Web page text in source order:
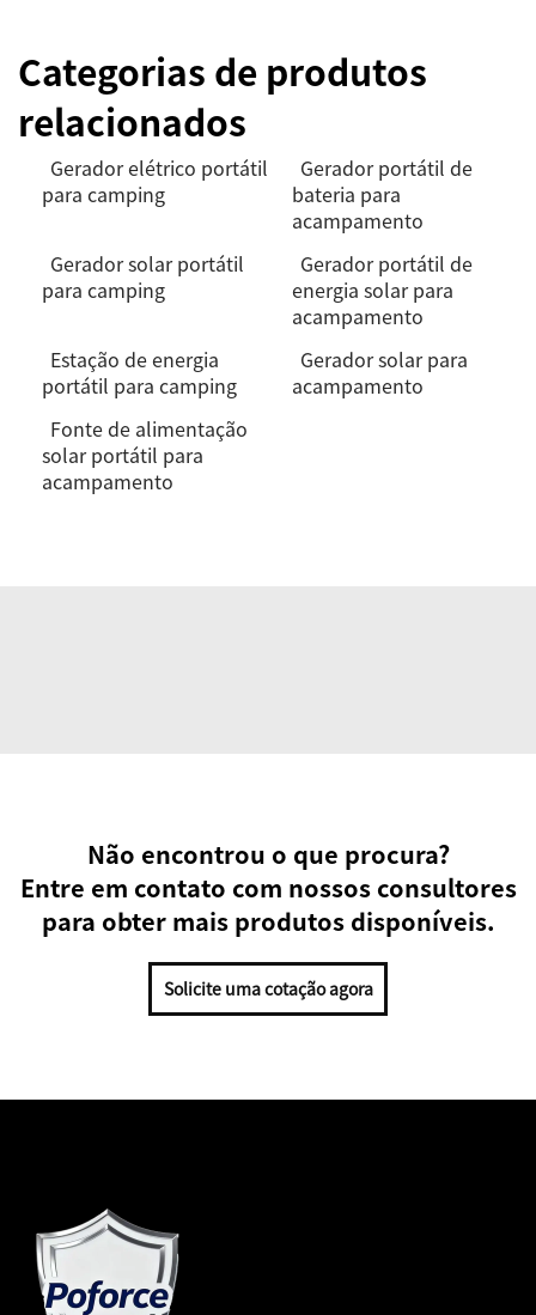
Categorias de produtos
relacionados
Gerador elétrico portátil
para camping
Gerador portátil de
bateria para
acampamento
Gerador solar portátil
para camping
Gerador portátil de
energia solar para
acampamento
Estação de energia
portátil para camping
Gerador solar para
acampamento
Fonte de alimentação
solar portátil para
acampamento
Não encontrou o que procura?
Entre em contato com nossos consultores
para obter mais produtos disponíveis.
Solicite uma cotação agora